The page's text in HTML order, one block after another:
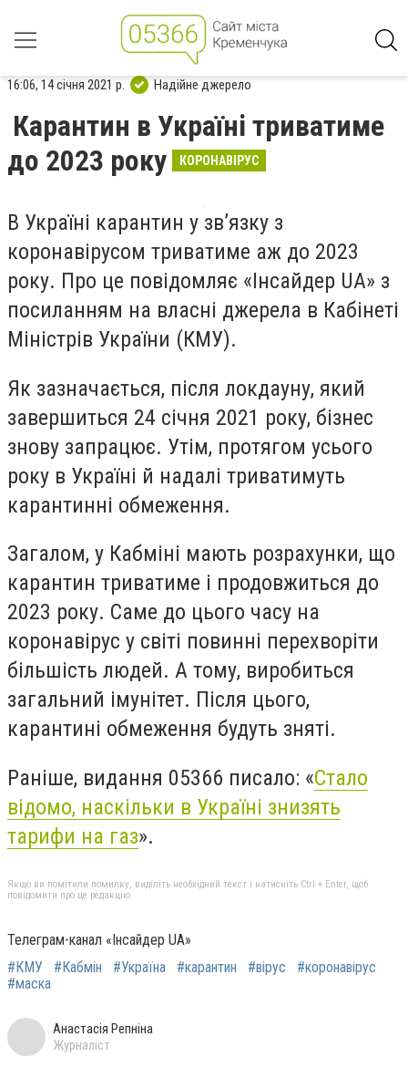
16:06, 14 січня 2021 р. Надійне джерело
Карантин в Україні триватиме
до 2023 року
КОРОНАВІРУС
В Україні карантин у зв’язку з
коронавірусом триватиме аж до 2023
року. Про це повідомляє «Інсайдер UA» з
посиланням на власні джерела в Кабінеті
Міністрів України (КМУ).
Як зазначається, після локдауну, який
завершиться 24 січня 2021 року, бізнес
знову запрацює. Утім, протягом усього
року в Україні й надалі триватимуть
карантинні обмеження.
Загалом, у Кабміні мають розрахунки, що
карантин триватиме і продовжиться до
2023 року. Саме до цього часу на
коронавірус у світі повинні перехворіти
більшість людей. А тому, виробиться
загальний імунітет. Після цього,
карантині обмеження будуть зняті.
Раніше, видання 05366 писало: «Стало
відомо, наскільки в Україні знизять
тарифи на газ».
Якщо ви помітили помилку, виділіть необхідний текст і натисніть Ctrl + Enter, щоб
повідомити про це редакцію
Телеграм-канал «Інсайдер UA»
#КМУ
#Кабмін #Україна #карантин #вірус
#коронавірус
#маска
Анастасія Репніна
Журналіст